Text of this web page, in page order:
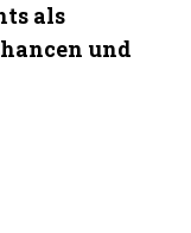
als
und